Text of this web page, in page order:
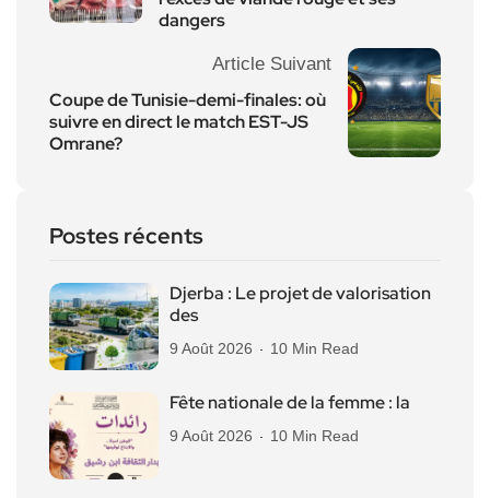
dangers
Article Suivant
Coupe de Tunisie-demi-finales: où
suivre en direct le match EST-JS
Omrane?
Postes récents
Djerba : Le projet de valorisation
des
9 Août 2026 10 Min Read
Fête nationale de la femme : la
9 Août 2026 10 Min Read